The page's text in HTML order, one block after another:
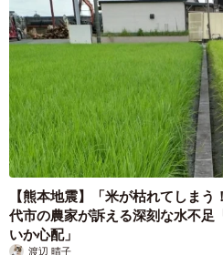
【熊本地震】「米が枯れてしま
代市の農家が訴える深刻な水不足
いか心配」
渡辺 晴子